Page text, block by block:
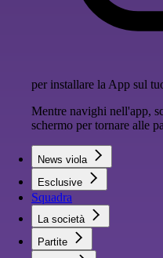
per installare la App sul
Mentre navighi nell'app,
schermo per tornare alle
News viola
Esclusive
Squadra
La società
Partite